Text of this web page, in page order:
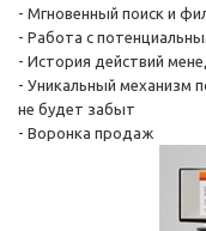
- Мгновенный поиск и
- Работа с
- История действий
- Уникальный механизм
не будет забыт
- Воронка продаж